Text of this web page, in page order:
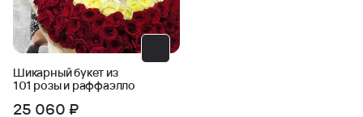
Шикарный букет из
101 розы и раффаэлло
25 060 ₽